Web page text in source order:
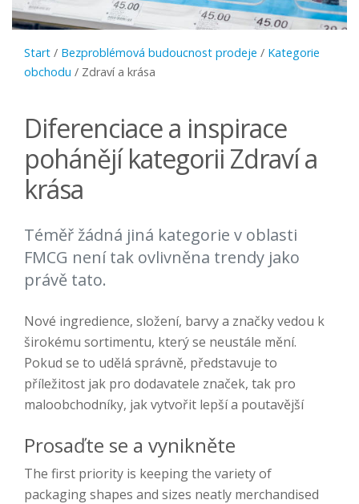
Start / Bezproblémová budoucnost prodeje / Kategorie
obchodu / Zdraví a krása
Diferenciace a inspirace
pohánějí kategorii Zdraví a
krása
Téměř žádná jiná kategorie v oblasti
FMCG není tak ovlivněna trendy jako
právě tato.
Nové ingredience, složení, barvy a značky vedou k
širokému sortimentu, který se neustále mění.
Pokud se to udělá správně, představuje to
příležitost jak pro dodavatele značek, tak pro
maloobchodníky, jak vytvořit lepší a poutavější
Prosaďte se a vynikněte
The first priority is keeping the variety of
packaging shapes and sizes neatly merchandised